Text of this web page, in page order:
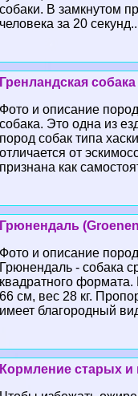
собаки. В замкнутом
человека за 20
Гренландская
Фото и описание
собака. Это одна из
пород собак типа
отличается от
признана как
Грюнендаль
Фото и описание
Грюнендаль - собака
квадратного
66 см, вес 28 кг.
имеет благородный
Кормление старых